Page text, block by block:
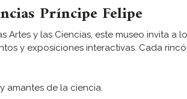
Príncipe Felipe
Artes y las Ciencias, este museo invita a
y exposiciones interactivas. Cada
amantes de la ciencia.